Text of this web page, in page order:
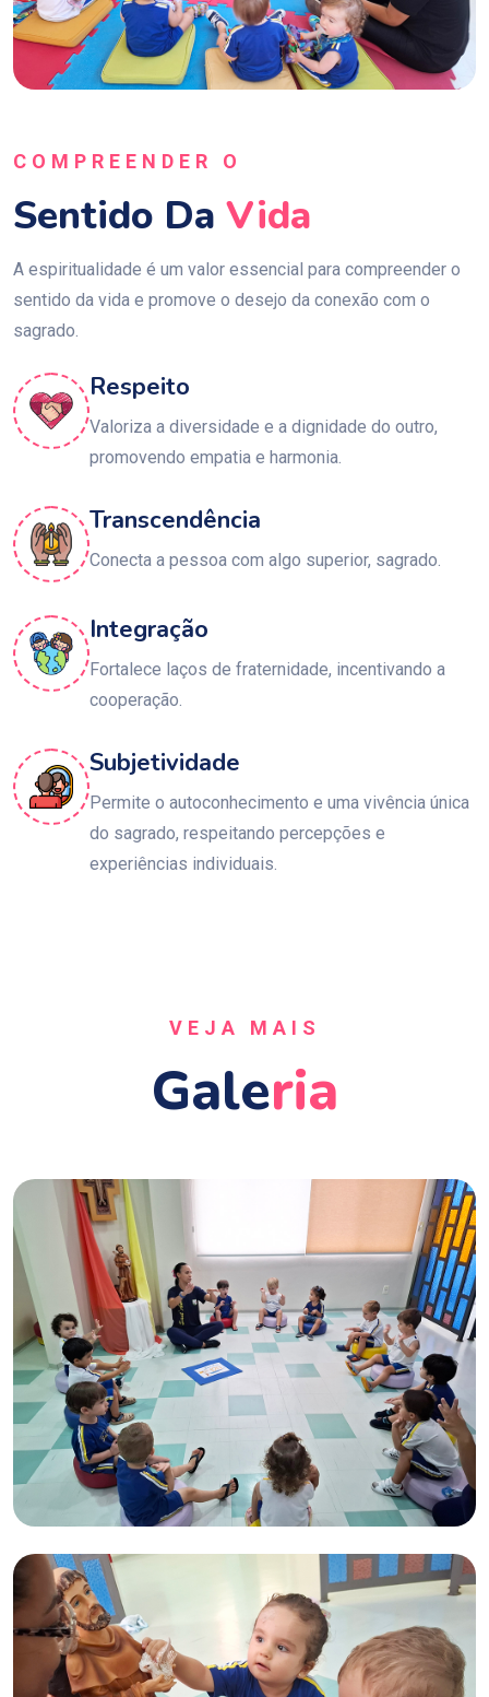
COMPREENDER O
Sentido Da Vida
A espiritualidade é um valor essencial para compreender o
sentido da vida e promove o desejo da conexão com o
sagrado.
Respeito
Valoriza a diversidade e a dignidade do outro,
promovendo empatia e harmonia.
Transcendência
Conecta a pessoa com algo superior, sagrado.
Integração
Fortalece laços de fraternidade, incentivando a
cooperação.
Subjetividade
Permite o autoconhecimento e uma vivência única
do sagrado, respeitando percepções e
experiências individuais.
VEJA MAIS
GaleRia